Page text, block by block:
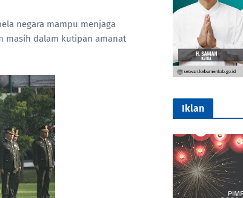
negara mampu menjaga
masih dalam kutipan amanat
Iklan